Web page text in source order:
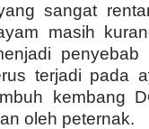
sangat
masih
terjadi pada
kembang
oleh peternak.